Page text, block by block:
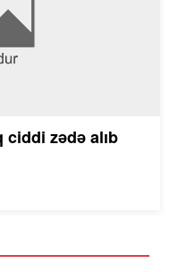
ciddi zədə alıb